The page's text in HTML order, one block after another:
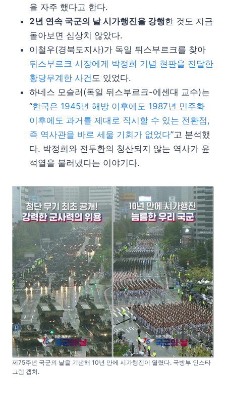
을 자주 했다고 한다.
2년 연속 국군의 날 시가행진을 강행한 것도 지금
돌아보면 심상치 않았다.
이철우(경북도지사)가 독일 뒤스부르크를 찾아
뒤스부르크 시장에게 박정희 기념 현판을 전달한
황당무계한 사건 도 있었다.
하네스 모슬러(독일 뒤스부르크-에센대 교수)는
“한국은 1945년 해방 이후에도 1987년 민주화
이후에도 과거를 제대로 직시할 수 있는 전환점,
즉 역사관을 바로 세울 기회가 없었다”고 분석했
다. 박정희와 전두환의 청산되지 않는 역사가 윤
석열을 불러냈다는 이야기다.
제75주년 국군의 날을 기념해 10년 만에 시가행진이 열렸다. 국방부 인스타
그램 캡처.